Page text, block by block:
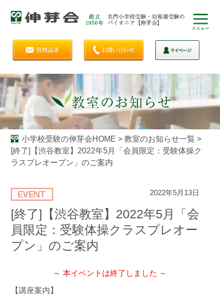
小学校受験の伸芽会HOME > 教室のお知らせ一覧 >
[終了]【渋谷教室】2022年5月「会員限定：受験体操ク
ラスプレオープン」のご案内
2022年5月13日
[終了]【渋谷教室】2022年5月「会
員限定：受験体操クラスプレオー
プン」のご案内
～ 本イベントは終了しました ～
【講座案内】